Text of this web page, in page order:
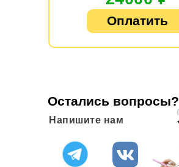
Оплатить
Остались вопросы?
Напишите нам